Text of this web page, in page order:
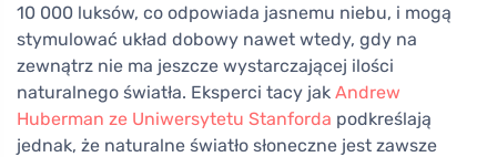
10 000 luksów, co odpowiada jasnemu niebu, i mogą
stymulować układ dobowy nawet wtedy, gdy na
zewnątrz nie ma jeszcze wystarczającej ilości
naturalnego światła. Eksperci tacy jak Andrew
Huberman ze Uniwersytetu Stanforda podkreślają
jednak, że naturalne światło słoneczne jest zawsze